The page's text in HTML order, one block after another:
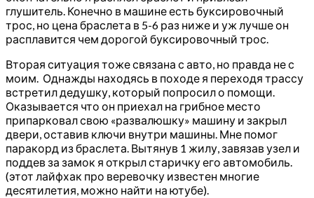
глушитель. Конечно в машине есть буксировочный
трос, но цена браслета в 5-6 раз ниже и уж лучше он
расплавится чем дорогой буксировочный трос.
Вторая ситуация тоже связана с авто, но правда не с
моим. Однажды находясь в походе я переходя трассу
встретил дедушку, который попросил о помощи.
Оказывается что он приехал на грибное место
припарковал свою «развалюшку» машину и закрыл
двери, оставив ключи внутри машины. Мне помог
паракорд из браслета. Вытянув 1 жилу, завязав узел и
поддев за замок я открыл старичку его автомобиль.
(этот лайфхак про веревочку известен многие
десятилетия, можно найти на ютубе).